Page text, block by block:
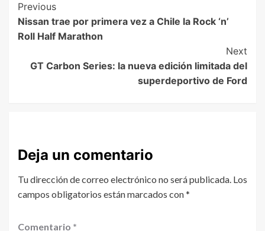
Previous
Nissan trae por primera vez a Chile la Rock ‘n’
Roll Half Marathon
Next
GT Carbon Series: la nueva edición limitada del
superdeportivo de Ford
Deja un comentario
Tu dirección de correo electrónico no será publicada. Los
campos obligatorios están marcados con*
Comentario *